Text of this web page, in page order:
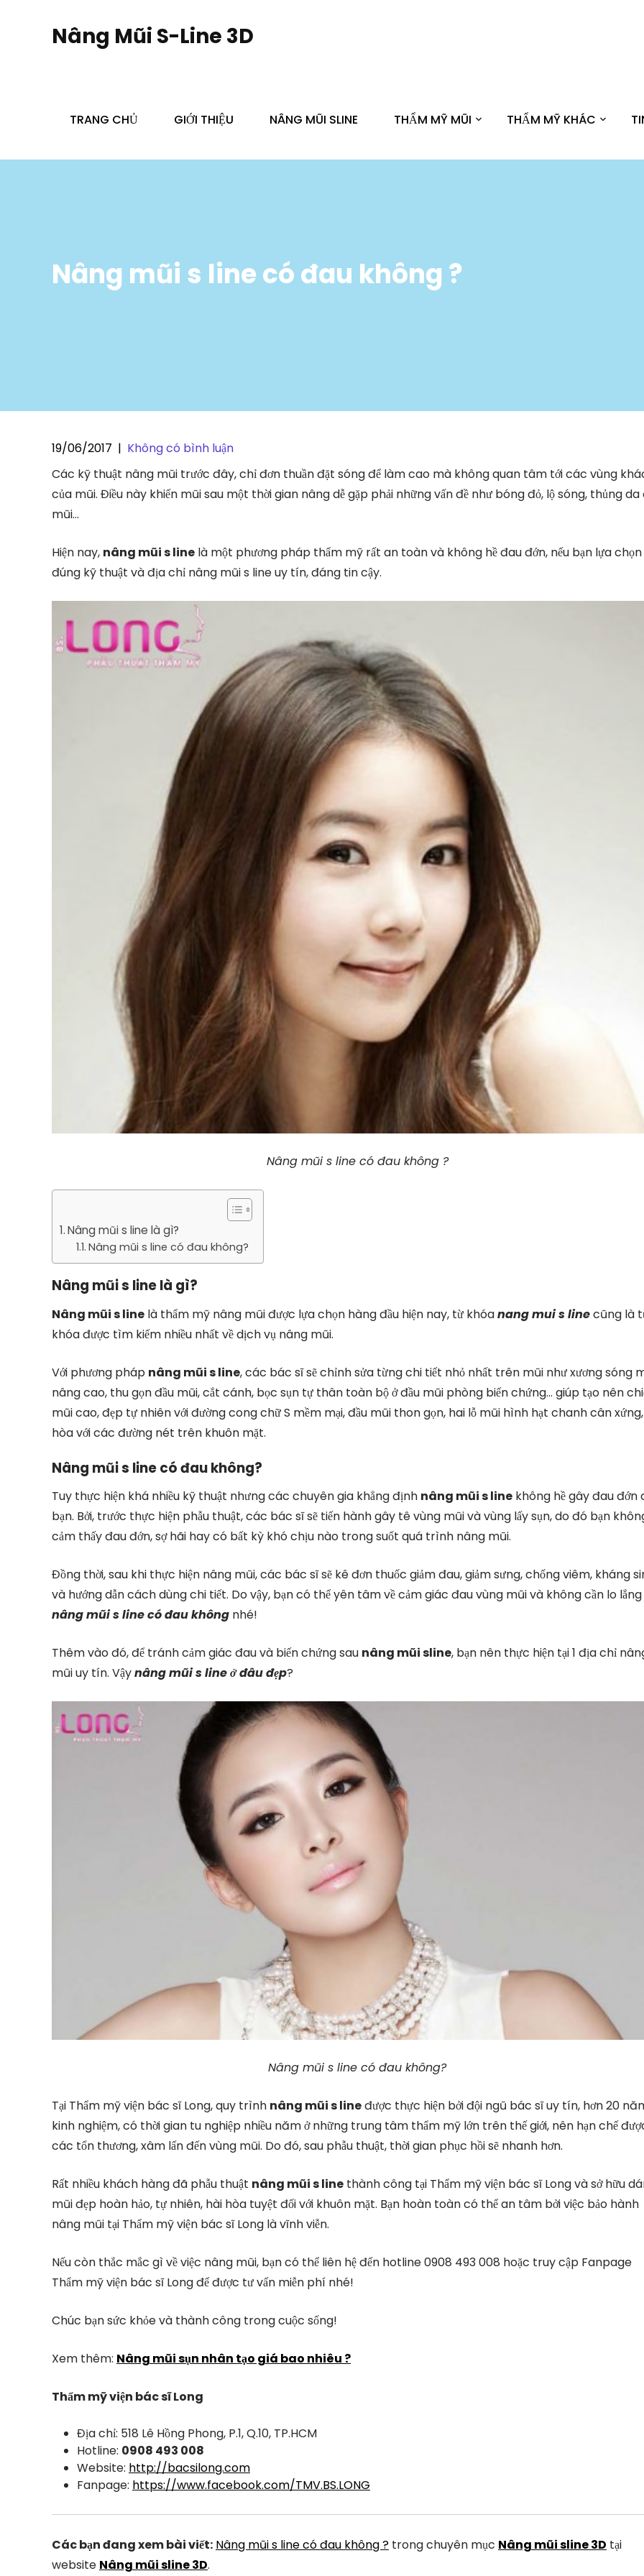
Nâng Mũi S-Line 3D
TRANG CHỦ GIỚI THIỆU NÂNG MŨI SLINE THẨM MỸ MŨI THẨM MỸ KHÁC
Nâng mũi s line có đau không ?
19/06/2017 | Không có bình luận
Các kỹ thuật nâng mũi trước đây, chỉ đơn thuần đặt sóng để làm cao mà không quan tâm tới các vùng
của mũi. Điều này khiến mũi sau một thời gian nâng dễ gặp phải những vấn đề như bóng đỏ, lộ sóng, thủng da
mũi…
Hiện nay, nâng mũi s line là một phương pháp thẩm mỹ rất an toàn và không hề đau đớn, nếu bạn lựa chọn
đúng kỹ thuật và địa chỉ nâng mũi s line uy tín, đáng tin cậy.
Nâng mũi s line có đau không ?
Nâng mũi s line là gì?
Nâng mũi s line có đau không?
Nâng mũi s line là gì?
Nâng mũi s line là thẩm mỹ nâng mũi được lựa chọn hàng đầu hiện nay, từ khóanang mui s linecũng là
khóa được tìm kiếm nhiều nhất về dịch vụ nâng mũi.
Với phương pháp nâng mũi s line, các bác sĩ sẽ chỉnh sửa từng chi tiết nhỏ nhất trên mũi như xương sóng
nâng cao, thu gọn đầu mũi, cắt cánh, bọc sụn tự thân toàn bộ ở đầu mũi phòng biến chứng… giúp tạo nên
mũi cao, đẹp tự nhiên với đường cong chữ S mềm mại, đầu mũi thon gọn, hai lỗ mũi hình hạt chanh cân
hòa với các đường nét trên khuôn mặt.
Nâng mũi s line có đau không?
Tuy thực hiện khá nhiều kỹ thuật nhưng các chuyên gia khẳng định nâng mũi s line không hề gây đau đớn
bạn. Bởi, trước thực hiện phẫu thuật, các bác sĩ sẽ tiến hành gây tê vùng mũi và vùng lấy sụn, do đó bạn
cảm thấy đau đớn, sợ hãi hay có bất kỳ khó chịu nào trong suốt quá trình nâng mũi.
Đồng thời, sau khi thực hiện nâng mũi, các bác sĩ sẽ kê đơn thuốc giảm đau, giảm sưng, chống viêm, kháng
và hướng dẫn cách dùng chi tiết. Do vậy, bạn có thể yên tâm về cảm giác đau vùng mũi và không cần lo lắng
nâng mũi s line có đau không nhé!
Thêm vào đó, để tránh cảm giác đau và biến chứng sau nâng mũi sline, bạn nên thực hiện tại 1 địa chỉ
mũi uy tín. Vậynâng mũi s line ở đâu đẹp?
Nâng mũi s line có đau không?
Tại Thẩm mỹ viện bác sĩ Long, quy trình nâng mũi s lineđược thực hiện bởi đội ngũ bác sĩ uy tín, hơn 20
kinh nghiệm, có thời gian tu nghiệp nhiều năm ở những trung tâm thẩm mỹ lớn trên thế giới, nên hạn chế
các tổn thương, xâm lấn đến vùng mũi. Do đó, sau phẫu thuật, thời gian phục hồi sẽ nhanh hơn.
Rất nhiều khách hàng đã phẫu thuật nâng mũi s line thành công tại Thẩm mỹ viện bác sĩ Long và sở hữu
mũi đẹp hoàn hảo, tự nhiên, hài hòa tuyệt đối với khuôn mặt. Bạn hoàn toàn có thể an tâm bởi việc bảo hành
nâng mũi tại Thẩm mỹ viện bác sĩ Long là vĩnh viễn.
Nếu còn thắc mắc gì về việc nâng mũi, bạn có thể liên hệ đến hotline 0908 493 008 hoặc truy cập Fanpage
Thẩm mỹ viện bác sĩ Long để được tư vấn miễn phí nhé!
Chúc bạn sức khỏe và thành công trong cuộc sống!
Xem thêm: Nâng mũi sụn nhân tạo giá bao nhiêu ?
Thẩm mỹ viện bác sĩ Long
Địa chỉ: 518 Lê Hồng Phong, P.1, Q.10, TP.HCM
Hotline: 0908 493 008
Website: http://bacsilong.com
Fanpage: https://www.facebook.com/TMV.BS.LONG
Các bạn đang xem bài viết: Nâng mũi s line có đau không ? trong chuyên mục Nâng mũi sline 3D tại
website Nâng mũi sline 3D.